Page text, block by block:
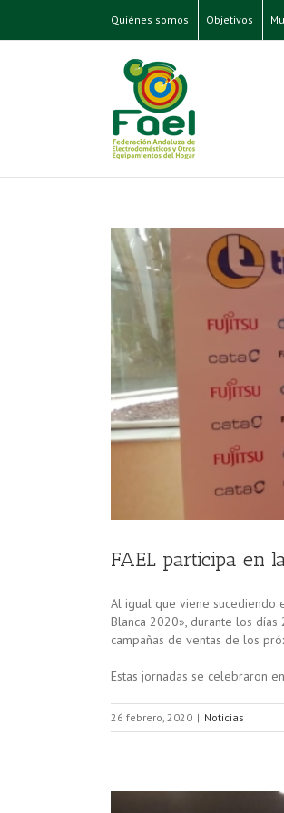
Quiénes somos Objetivos
FAEL participa en
Al igual que viene sucediendo
Blanca 2020», durante los
campañas de ventas de los
Estas jornadas se celebraron
26 febrero, 2020 | Noticias